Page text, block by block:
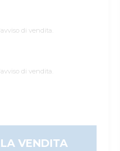
di vendita.
di vendita.
VENDITA